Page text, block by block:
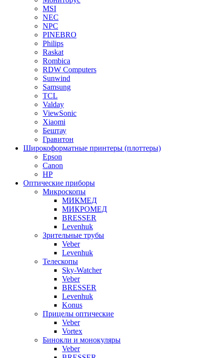
MSI
NEC
NPC
PINEBRO
Philips
Raskat
Rombica
RDW Computers
Sunwind
Samsung
TCL
Valday
ViewSonic
Xiaomi
Бештау
Гравитон
Широкоформатные принтеры (плоттеры)
Epson
Canon
HP
Оптические приборы
Микроскопы
МИКМЕД
МИКРОМЕД
BRESSER
Levenhuk
Зрительные трубы
Veber
Levenhuk
Телескопы
Sky-Watcher
Veber
BRESSER
Levenhuk
Konus
Прицелы оптические
Veber
Vortex
Бинокли и монокуляры
Veber